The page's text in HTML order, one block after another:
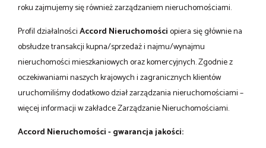
roku zajmujemy się również zarządzaniem nieruchomościami.
Profil działalnościAccord Nieruchomościopiera się głównie na
obsłudze transakcji kupna/sprzedaż i najmu/wynajmu
nieruchomości mieszkaniowych oraz komercyjnych. Zgodnie z
oczekiwaniami naszych krajowych i zagranicznych klientów
uruchomiliśmy dodatkowo dział zarządzania nieruchomościami –
więcej informacji w zakładce Zarządzanie Nieruchomościami.
Accord Nieruchomości - gwarancja jakości: